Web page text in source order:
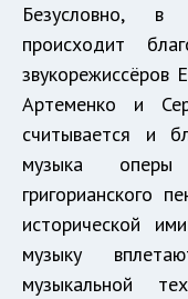
Безусловно, в
происходит
звукорежиссёров
Артеменко и
считывается и
музыка
григорианского
исторической
музыку
музыкальной